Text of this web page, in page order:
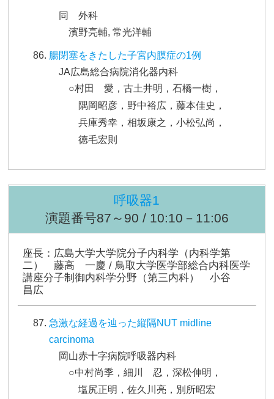
同 外科
濱野亮輔, 常光洋輔
腸閉塞をきたした子宮内膜症の1例
JA広島総合病院消化器内科
○村田 愛，古土井明，石橋一樹，
隅岡昭彦，野中裕広，藤本佳史，
兵庫秀幸，相坂康之，小松弘尚，
徳毛宏則
呼吸器1
演題番号87～90 / 10:10－11:06
座長：広島大学大学院分子内科学（内科学第
二） 藤高 一慶 / 鳥取大学医学部総合内科医学
講座分子制御内科学分野（第三内科） 小谷
昌広
急激な経過を辿った縦隔NUT midline
carcinoma
岡山赤十字病院呼吸器内科
○中村尚季，細川 忍，深松伸明，
塩尻正明，佐久川亮，別所昭宏